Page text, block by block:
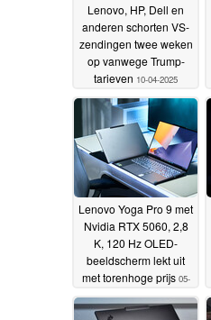
Lenovo, HP, Dell en
anderen schorten VS-
zendingen twee weken
op vanwege Trump-
tarieven 10-04-2025
Lenovo Yoga Pro 9 met
Nvidia RTX 5060, 2,8
K, 120 Hz OLED-
beeldscherm lekt uit
met torenhoge prijs 05-
04-2025